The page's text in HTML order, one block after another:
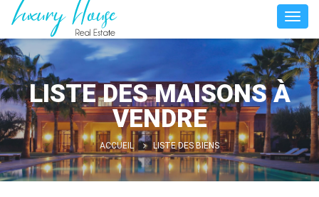
LISTE DES MAISONS À
VENDRE
ACCUEIL LISTE DES BIENS